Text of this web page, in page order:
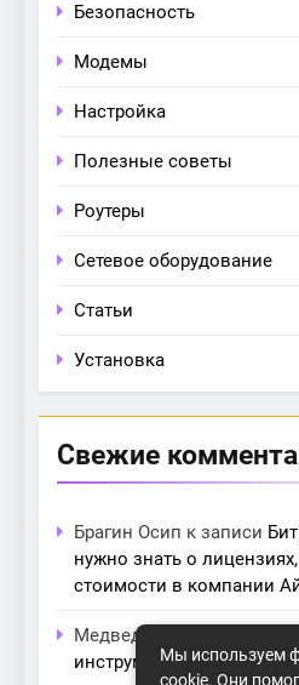
Безопасность
Модемы
Настройка
Полезные советы
Роутеры
Сетевое оборудование
Статьи
Установка
Свежие
Брагин Осип к записи
нужно знать о
стоимости в компании
Медведева Амалия
инструменты дляМы используем
cookie. Они